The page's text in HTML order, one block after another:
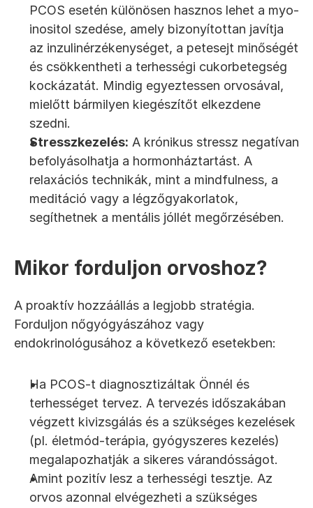
PCOS esetén különösen hasznos lehet a myo-
inositol szedése, amely bizonyítottan javítja
az inzulinérzékenységet, a petesejt minőségét
és csökkentheti a terhességi cukorbetegség
kockázatát. Mindig egyeztessen orvosával,
mielőtt bármilyen kiegészítőt elkezdene
szedni.
Stresszkezelés: A krónikus stressz negatívan
befolyásolhatja a hormonháztartást. A
relaxációs technikák, mint a mindfulness, a
meditáció vagy a légzőgyakorlatok,
segíthetnek a mentális jóllét megőrzésében.
Mikor forduljon orvoshoz?
A proaktív hozzáállás a legjobb stratégia.
Forduljon nőgyógyászához vagy
endokrinológusához a következő esetekben:
Ha PCOS-t diagnosztizáltak Önnél és
terhességet tervez. A tervezés időszakában
végzett kivizsgálás és a szükséges kezelések
(pl. életmód-terápia, gyógyszeres kezelés)
megalapozhatják a sikeres várandósságot.
Amint pozitív lesz a terhességi tesztje. Az
orvos azonnal elvégezheti a szükséges